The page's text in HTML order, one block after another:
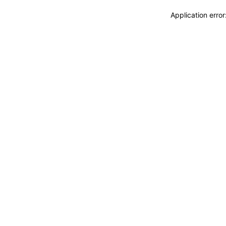
Application